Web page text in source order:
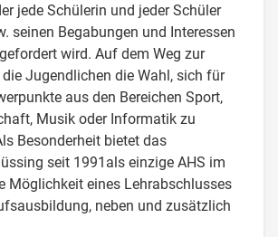
jede Schülerin und jeder Schüler
seinen Begabungen und Interessen
wird. Auf dem Weg zur
Jugendlichen die Wahl, sich für
aus den Bereichen Sport,
Musik oder Informatik zu
Besonderheit bietet das
seit 1991als einzige AHS im
Möglichkeit eines Lehrabschlusses
neben und zusätzlich